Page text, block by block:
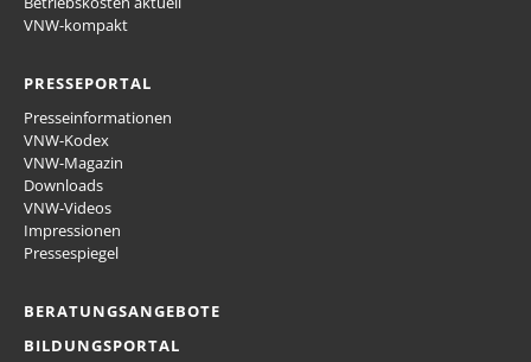
VNW-kompakt
PRESSEPORTAL
Presseinformationen
VNW-Kodex
VNW-Magazin
Downloads
VNW-Videos
Impressionen
Pressespiegel
BERATUNGSANGEBOTE
BILDUNGSPORTAL